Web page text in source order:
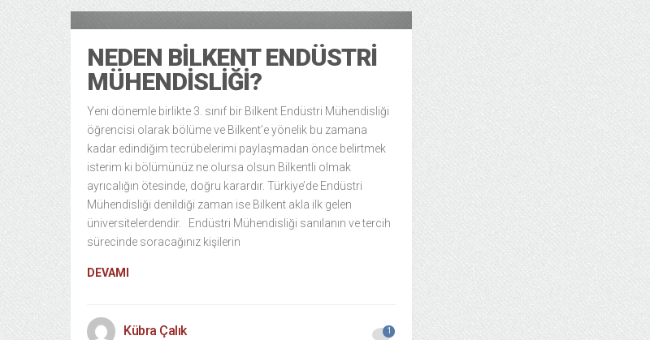
13 years ago
NEDEN BILKENT ENDÜSTRI
MÜHENDISLIĞI?
Yeni dönemle birlikte 3. sınıf bir Bilkent Endüstri Mühendisliği
öğrencisi olarak bölüme ve Bilkent’e yönelik bu zamana
kadar edindiğim tecrübelerimi paylaşmadan önce belirtmek
isterim ki bölümünüz ne olursa olsun Bilkentli olmak
ayrıcalığın ötesinde, doğru karardır. Türkiye’de Endüstri
Mühendisliği denildiği zaman ise Bilkent akla ilk gelen
üniversitelerdendir. Endüstri Mühendisliği sanılanın ve tercih
sürecinde soracağınız kişilerin
DEVAMI
Kübra Çalık 1